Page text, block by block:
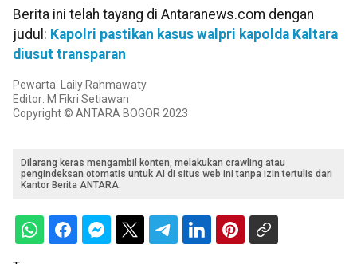
Berita ini telah tayang di Antaranews.com dengan
judul: Kapolri pastikan kasus walpri kapolda Kaltara
diusut transparan
Pewarta: Laily Rahmawaty
Editor: M Fikri Setiawan
Copyright © ANTARA BOGOR 2023
Dilarang keras mengambil konten, melakukan crawling atau
pengindeksan otomatis untuk AI di situs web ini tanpa izin tertulis dari
Kantor Berita ANTARA.